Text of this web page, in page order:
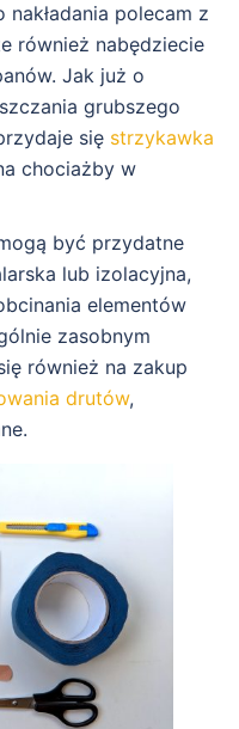
polecam z
również nabędziecie
Jak już o
grubszego
się strzykawka
chociażby w
być przydatne
lub izolacyjna,
elementów
zasobnym
również na zakup
drutów,